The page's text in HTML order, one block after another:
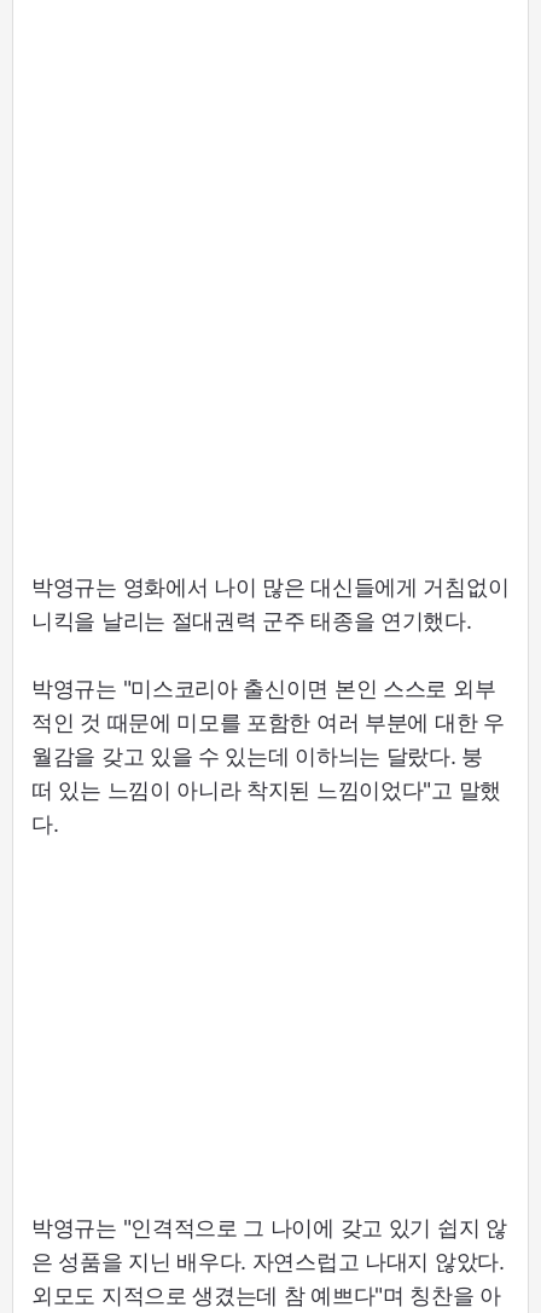
박영규는 영화에서 나이 많은 대신들에게 거침없이
니킥을 날리는 절대권력 군주 태종을 연기했다.
박영규는 "미스코리아 출신이면 본인 스스로 외부
적인 것 때문에 미모를 포함한 여러 부분에 대한 우
월감을 갖고 있을 수 있는데 이하늬는 달랐다. 붕
떠 있는 느낌이 아니라 착지된 느낌이었다"고 말했
다.
박영규는 "인격적으로 그 나이에 갖고 있기 쉽지 않
은 성품을 지닌 배우다. 자연스럽고 나대지 않았다.
외모도 지적으로 생겼는데 참 예쁘다"며 칭찬을 아